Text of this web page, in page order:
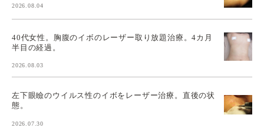
2026.08.04
40代女性。胸腹のイボのレーザー取り放題治療。4カ月
半目の経過。
2026.08.03
左下眼瞼のウイルス性のイボをレーザー治療。直後の状
態。
2026.07.30